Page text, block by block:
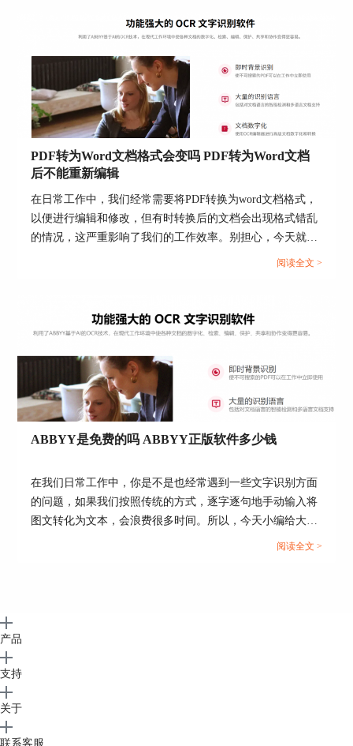
拿到注册码之后，在软件界面点击“帮
助”——“激活”，然后输入序列号即可。
三、转换pdf文件的电脑版软件
对于办公人士来说，在电脑中编辑PDF比在手
机中编辑PDF更方便，预览效果也更佳，因此，推
荐使用pdf编辑器电脑版。
那些，去哪里下载转换pdf文件的电脑版软件
呢？大家直接点击“ABBYY FineReader下载中心
下载中心提供了3个版本的软件给大家试用，
分别是ABBYY FineReader PDF 15 企业版、
ABBYY FineReader 14 标准版、ABBYY FineReader
PDF转为Word文档格式会变吗 PDF转为Word文档
后不能重新编辑
在日常工作中，我们经常需要将PDF转换为word文档格式，
以便进行编辑和修改，但有时转换后的文档会出现格式错乱
的情况，这严重影响了我们的工作效率。别担心，今天就借
助 ABBYY FineReader PDF软件来为大家详细讲解PDF转为
阅读全文 >
ABBYY是免费的吗 ABBYY正版软件多少钱
在我们日常工作中，你是不是也经常遇到一些文字识别方面
的问题，如果我们按照传统的方式，逐字逐句地手动输入将
图文转化为文本，会浪费很多时间。所以，今天小编给大家
推荐一款OCR文字识别软件，它就是ABBYY FineReader
阅读全文 >
产品
支持
关于
联系客服